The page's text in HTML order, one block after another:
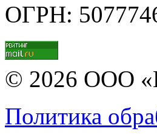
ОГРН:
© 2026 ООО
Политика